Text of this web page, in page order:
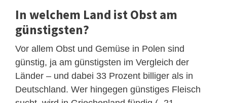
In welchem Land ist Obst am
günstigsten?
Vor allem Obst und Gemüse in Polen sind
günstig, ja am günstigsten im Vergleich der
Länder – und dabei 33 Prozent billiger als in
Deutschland. Wer hingegen günstiges Fleisch